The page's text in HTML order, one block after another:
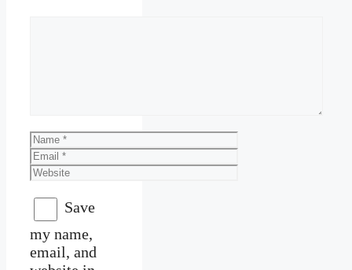
Name
Email
Website
Save
my name,
email, and